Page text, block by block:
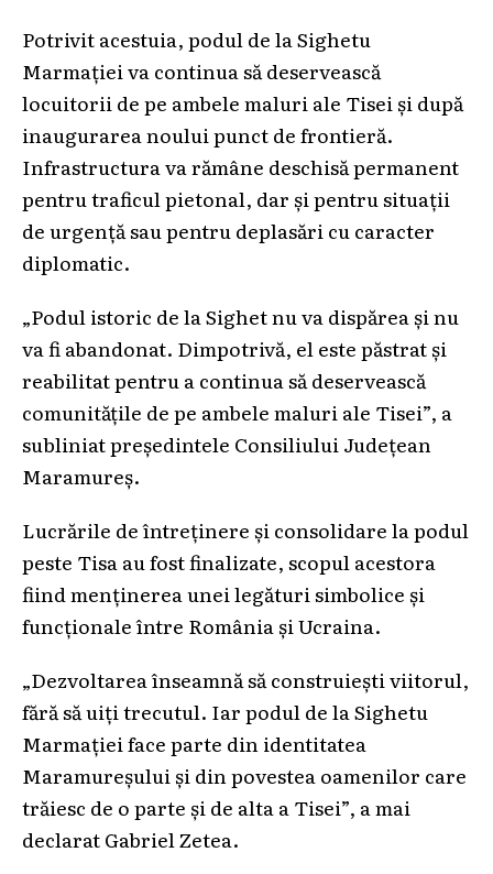
Potrivit acestuia, podul de la Sighetu
Marmației va continua să deservească
locuitorii de pe ambele maluri ale Tisei și după
inaugurarea noului punct de frontieră.
Infrastructura va rămâne deschisă permanent
pentru traficul pietonal, dar și pentru situații
de urgență sau pentru deplasări cu caracter
diplomatic.
„Podul istoric de la Sighet nu va dispărea și nu
va fi abandonat. Dimpotrivă, el este păstrat și
reabilitat pentru a continua să deservească
comunitățile de pe ambele maluri ale Tisei”, a
subliniat președintele Consiliului Județean
Maramureș.
Lucrările de întreținere și consolidare la podul
peste Tisa au fost finalizate, scopul acestora
fiind menținerea unei legături simbolice și
funcționale între România și Ucraina.
„Dezvoltarea înseamnă să construiești viitorul,
fără să uiți trecutul. Iar podul de la Sighetu
Marmației face parte din identitatea
Maramureșului și din povestea oamenilor care
trăiesc de o parte și de alta a Tisei”, a mai
declarat Gabriel Zetea.